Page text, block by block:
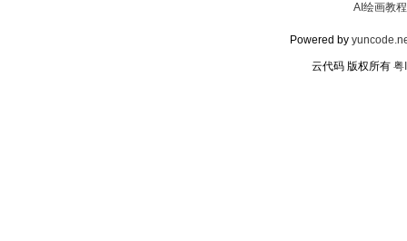
AI绘画教程
Powered by
云代码 版权所有 粤